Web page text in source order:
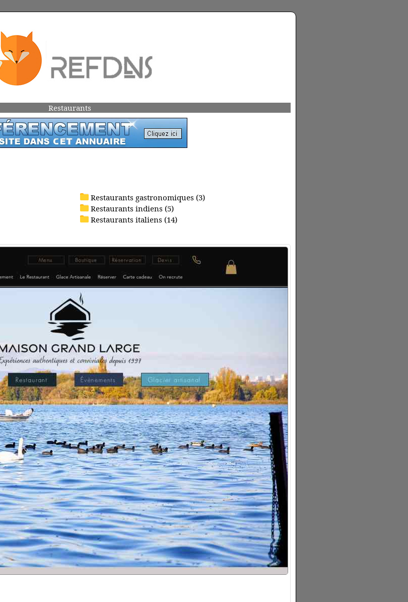
Restaurants
Restaurants gastronomiques (3)
Restaurants indiens (5)
Restaurants italiens (14)